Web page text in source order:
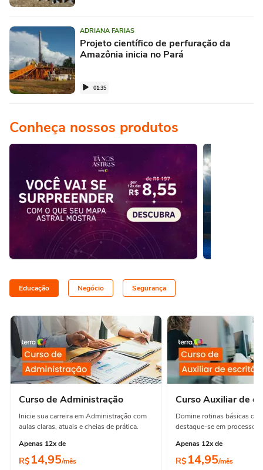
ADRIANA FARIAS
Projeto científico de perfuração da
Amazônia inicia no Pará
01:35
Conheça nossos produtos
Educação Negócio Segurança
Curso de Administração
Inicie sua carreira em Administração com
aulas claras, atuais e cheias de prática.
Apenas 12x de
R$ 14,95/mês
Curso Auxiliar de
Domine rotinas básicas de
destaque-se em processos
Apenas 12x de
R$ 14,95/mês